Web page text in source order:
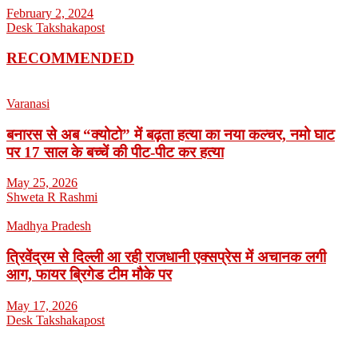
February 2, 2024
Desk Takshakapost
RECOMMENDED
Varanasi
बनारस से अब “क्योटो” में बढ़ता हत्या का नया कल्चर, नमो घाट
पर 17 साल के बच्चें की पीट-पीट कर हत्या
May 25, 2026
Shweta R Rashmi
Madhya Pradesh
त्रिवेंद्रम से दिल्ली आ रही राजधानी एक्सप्रेस में अचानक लगी
आग, फायर ब्रिगेड टीम मौके पर
May 17, 2026
Desk Takshakapost